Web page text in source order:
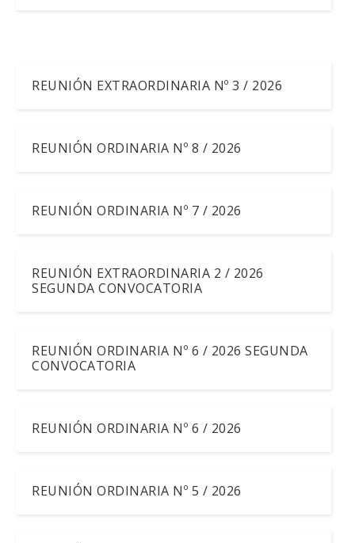
REUNIÓN EXTRAORDINARIA Nº 3 / 2026
REUNIÓN ORDINARIA Nº 8 / 2026
REUNIÓN ORDINARIA Nº 7 / 2026
REUNIÓN EXTRAORDINARIA 2 / 2026
SEGUNDA CONVOCATORIA
REUNIÓN ORDINARIA Nº 6 / 2026 SEGUNDA
CONVOCATORIA
REUNIÓN ORDINARIA Nº 6 / 2026
REUNIÓN ORDINARIA Nº 5 / 2026